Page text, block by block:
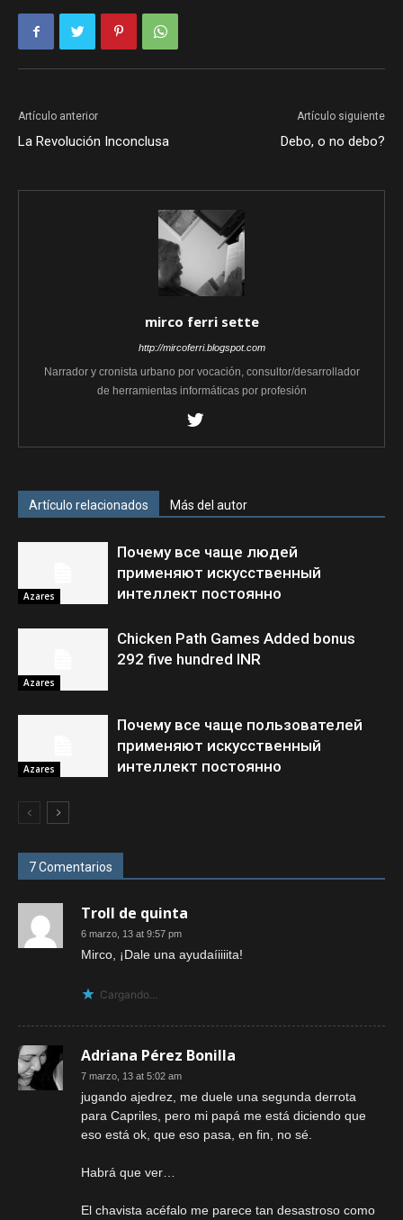
Artículo anterior
La Revolución Inconclusa
Artículo siguiente
Debo, o no debo?
mirco ferri sette
http://mircoferri.blogspot.com
Narrador y cronista urbano por vocación, consultor/desarrollador
de herramientas informáticas por profesión
Artículo relacionados Más del autor
Azares
Почему все чаще людей
применяют искусственный
интеллект постоянно
Azares
Chicken Path Games Added bonus
292 five hundred INR
Azares
Почему все чаще пользователей
применяют искусственный
интеллект постоянно
7 Comentarios
Troll de quinta
6 marzo, 13 at 9:57 pm
Mirco, ¡Dale una ayudaíiiiita!
Cargando...
Adriana Pérez Bonilla
7 marzo, 13 at 5:02 am
jugando ajedrez, me duele una segunda derrota
para Capriles, pero mi papá me está diciendo que
eso está ok, que eso pasa, en fin, no sé.
Habrá que ver…
El chavista acéfalo me parece tan desastroso como